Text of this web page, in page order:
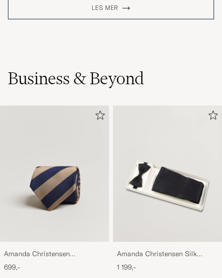
LES MER
Business & Beyond
Amanda Christensen
Regemental Stripe Classic Tie 8
cm Sand/Navy
699,-
Amanda Christensen Silk
1 199,-